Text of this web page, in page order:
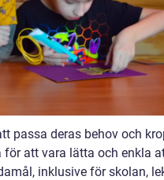
passa deras behov och
att vara lätta och enkla
inklusive för skolan,